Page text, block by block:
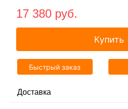
17 380 pуб.
Купить
Быстрый заказ
Доставка